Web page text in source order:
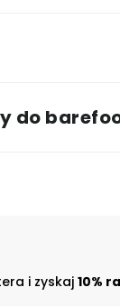
do
i zyskaj 10%